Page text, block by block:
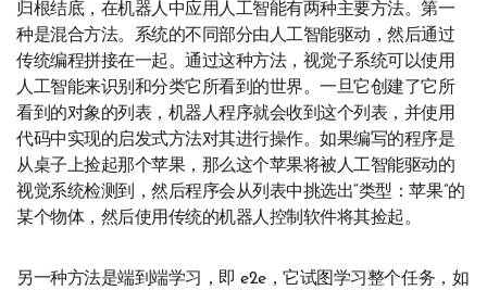
归根结底，在机器人中应用人工智能有两种主要方法。第一
种是混合方法。系统的不同部分由人工智能驱动，然后通过
传统编程拼接在一起。通过这种方法，视觉子系统可以使用
人工智能来识别和分类它所看到的世界。一旦它创建了它所
看到的对象的列表，机器人程序就会收到这个列表，并使用
代码中实现的启发式方法对其进行操作。如果编写的程序是
从桌子上捡起那个苹果，那么这个苹果将被人工智能驱动的
视觉系统检测到，然后程序会从列表中挑选出“类型：苹果”的
某个物体，然后使用传统的机器人控制软件将其捡起。
另一种方法是端到端学习，即 e2e，它试图学习整个任务，如